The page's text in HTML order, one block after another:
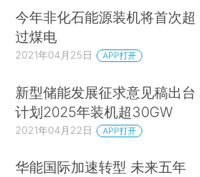
今年非化石能源装机将首次超
过煤电
2021年04月25日 APP打开
新型储能发展征求意见稿出台
计划2025年装机超30GW
2021年04月22日 APP打开
华能国际加速转型 未来五年